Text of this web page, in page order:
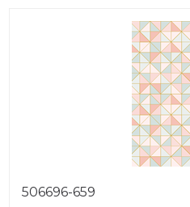
506696-659